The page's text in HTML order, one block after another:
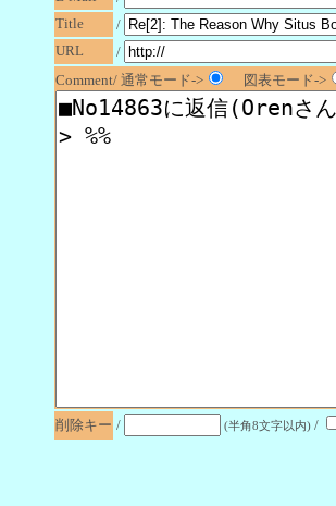
Title
/
URL
/
Comment/ 通常モード->
図表モード->
削除キー / (半角8文字以内) /